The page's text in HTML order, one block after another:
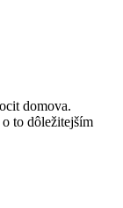
domova.
to dôležitejším